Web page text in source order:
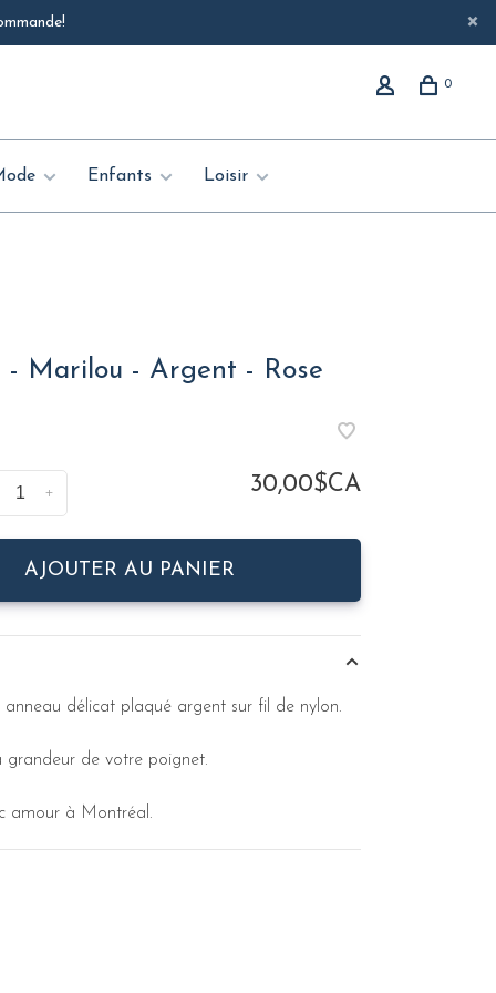
0
Enfants Loisir
- Marilou - Argent - Rose
+ 30,00$CA
AJOUTER AU PANIER
anneau délicat plaqué argent sur fil de nylon.
grandeur de votre poignet.
amour à Montréal.